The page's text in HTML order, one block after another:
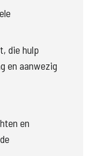
die hulp
en aanwezig
en